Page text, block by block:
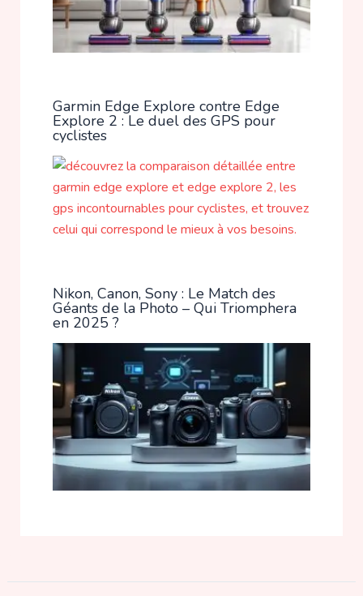
Garmin Edge Explore contre Edge
Explore 2 : Le duel des GPS pour
cyclistes
Nikon, Canon, Sony : Le Match des
Géants de la Photo – Qui Triomphera
en 2025 ?